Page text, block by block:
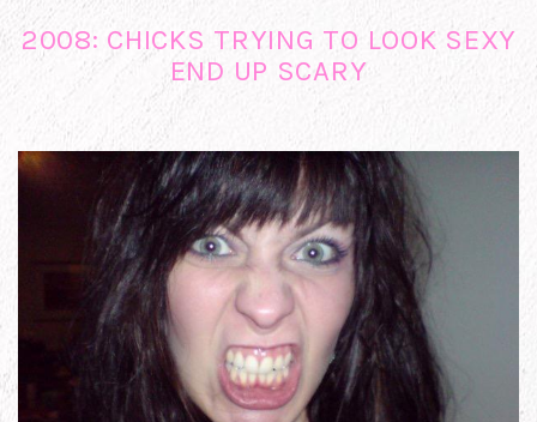
2008: CHICKS TRYING TO LOOK SEXY
END UP SCARY